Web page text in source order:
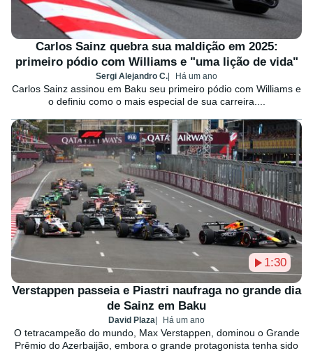
Carlos Sainz quebra sua maldição em 2025:
primeiro pódio com Williams e "uma lição de vida"
Sergi Alejandro C. Há um ano
Carlos Sainz assinou em Baku seu primeiro pódio com Williams e
o definiu como o mais especial de sua carreira....
1:30
Verstappen passeia e Piastri naufraga no grande dia
de Sainz em Baku
David Plaza Há um ano
O tetracampeão do mundo, Max Verstappen, dominou o Grande
Prêmio do Azerbaijão, embora o grande protagonista tenha sido